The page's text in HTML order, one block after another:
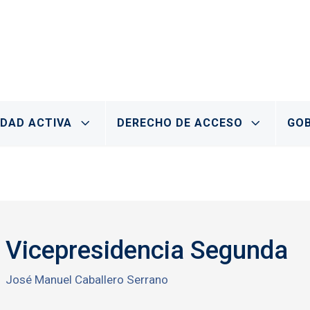
ACTIVA DERECHO DE ACCESO
Vicepresidencia Segunda
José Manuel Caballero Serrano